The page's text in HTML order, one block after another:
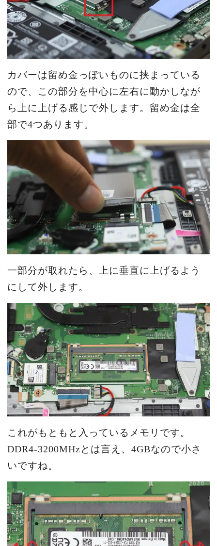
カバーは留め金っぽいものに挟まっている
ので、この部分を中心に左右に動かしなが
ら上に上げる感じで外します。留め金は全
部で4つあります。
一部分が取れたら、上に垂直に上げるよう
にして外します。
これがもともと入っているメモリです。
DDR4-3200MHzとは言え、4GBなので小さ
いですね。